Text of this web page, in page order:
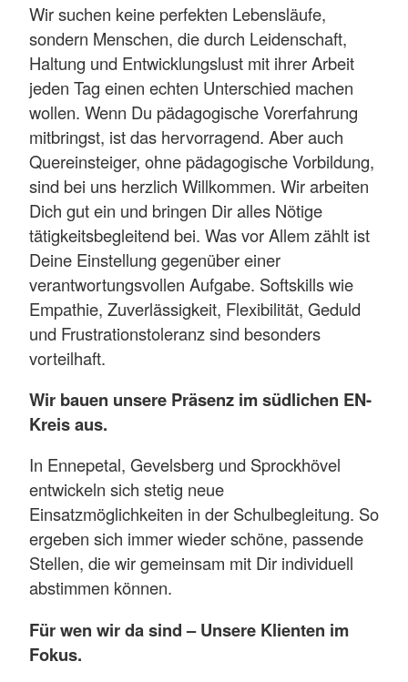
Wir suchen keine perfekten Lebensläufe,
sondern Menschen, die durch Leidenschaft,
Haltung und Entwicklungslust mit ihrer Arbeit
jeden Tag einen echten Unterschied machen
wollen. Wenn Du pädagogische Vorerfahrung
mitbringst, ist das hervorragend. Aber auch
Quereinsteiger, ohne pädagogische Vorbildung,
sind bei uns herzlich Willkommen. Wir arbeiten
Dich gut ein und bringen Dir alles Nötige
tätigkeitsbegleitend bei. Was vor Allem zählt ist
Deine Einstellung gegenüber einer
verantwortungsvollen Aufgabe. Softskills wie
Empathie, Zuverlässigkeit, Flexibilität, Geduld
und Frustrationstoleranz sind besonders
vorteilhaft.
Wir bauen unsere Präsenz im südlichen EN-
Kreis aus.
In Ennepetal, Gevelsberg und Sprockhövel
entwickeln sich stetig neue
Einsatzmöglichkeiten in der Schulbegleitung. So
ergeben sich immer wieder schöne, passende
Stellen, die wir gemeinsam mit Dir individuell
abstimmen können.
Für wen wir da sind – Unsere Klienten im
Fokus.